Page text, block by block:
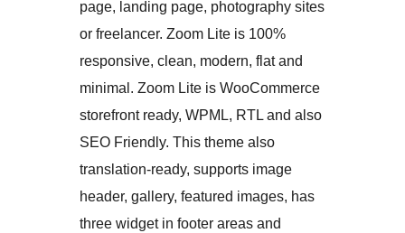
page, landing page, photography sites
or freelancer. Zoom Lite is 100%
responsive, clean, modern, flat and
minimal. Zoom Lite is WooCommerce
storefront ready, WPML, RTL and also
SEO Friendly. This theme also
translation-ready, supports image
header, gallery, featured images, has
three widget in footer areas and